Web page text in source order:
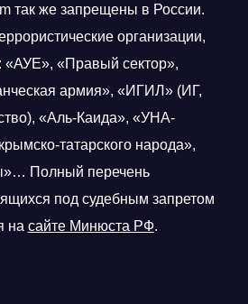
так же запрещены в России.
организации,
«Правый сектор»,
армия», «ИГИЛ» (ИГ,
«Аль-Каида», «УНА-
татарского народа»,
Полный перечень
под судебным запретом
на сайте Минюста РФ.